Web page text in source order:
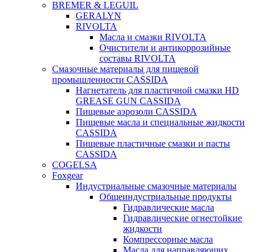
BREMER & LEGUIL
GERALYN
RIVOLTA
Масла и смазки RIVOLTA
Очистители и антикоррозийные
составы RIVOLTA
Смазочные материалы для пищевой
промышленности CASSIDA
Нагнетатель для пластичной смазки HD
GREASE GUN CASSIDA
Пищевые аэрозоли CASSIDA
Пищевые масла и специальные жидкости
CASSIDA
Пищевые пластичные смазки и пасты
CASSIDA
COGELSA
Foxgear
Индустриальные смазочные материалы
Общеиндустриальные продукты
Гидравлические масла
Гидравлические огнестойкие
жидкости
Компрессорные масла
Масла для направляющих,